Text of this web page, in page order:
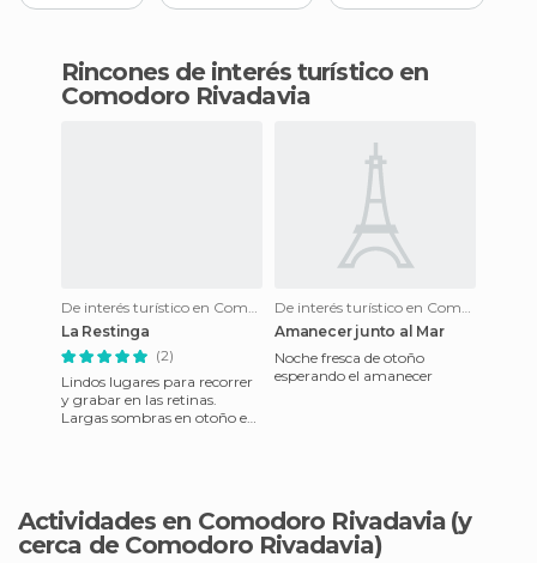
Rincones de interés turístico en
Comodoro Rivadavia
De interés turístico en Comodoro Rivadavia
La Restinga
(2)
Lindos lugares para recorrer
y grabar en las retinas.
Largas sombras en otoño e
De interés turístico en Comodoro Rivadavia
Amanecer junto al Mar
Noche fresca de otoño
esperando el amanecer
Actividades en Comodoro Rivadavia (y
cerca de Comodoro Rivadavia)